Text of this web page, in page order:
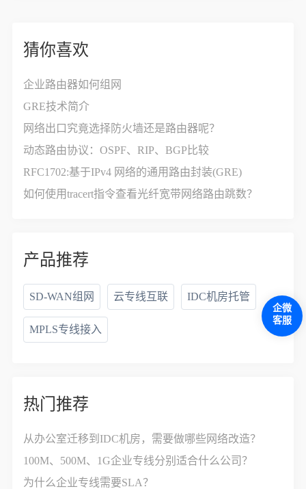
猜你喜欢
企业路由器如何组网
GRE技术简介
网络出口究竟选择防火墙还是路由器呢？
动态路由协议：OSPF、RIP、BGP比较
RFC1702:基于IPv4 网络的通用路由封装(GRE)
如何使用tracert指令查看光纤宽带网络路由跳数？
产品推荐
SD-WAN组网 云专线互联 IDC机房托管
MPLS专线接入
热门推荐
从办公室迁移到IDC机房，需要做哪些网络改造？
100M、500M、1G企业专线分别适合什么公司？
为什么企业专线需要SLA？
企微
客服